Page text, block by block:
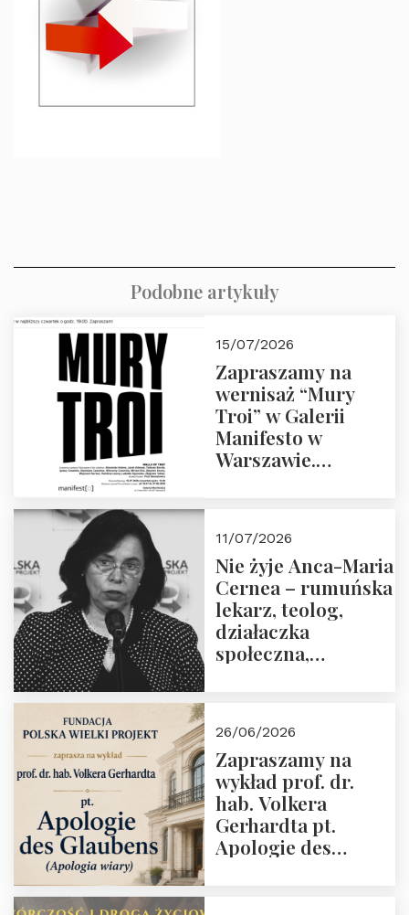
Podobne artykuły
15/07/2026
Zapraszamy na
wernisaż “Mury
Troi” w Galerii
Manifesto w
Warszawie.
11/07/2026
Nie żyje Anca-Maria
Cernea – rumuńska
lekarz, teolog,
działaczka
społeczna,
przez Fundację
Polska Wielki
Projekt
26/06/2026
Zapraszamy na
wykład prof. dr.
hab. Volkera
Gerhardta pt.
Apologie des